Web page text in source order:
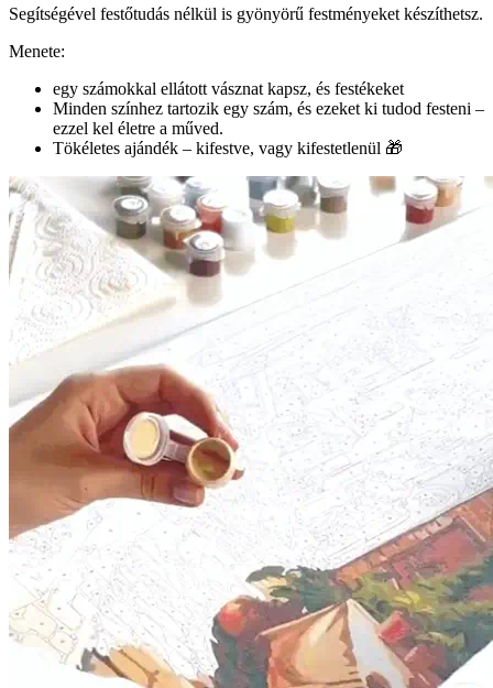
Segítségével festőtudás nélkül is gyönyörű festményeket készíthetsz.
Menete:
egy számokkal ellátott vásznat kapsz, és festékeket
Minden színhez tartozik egy szám, és ezeket ki tudod festeni –
ezzel kel életre a műved.
Tökéletes ajándék – kifestve, vagy kifestetlenül 🎁